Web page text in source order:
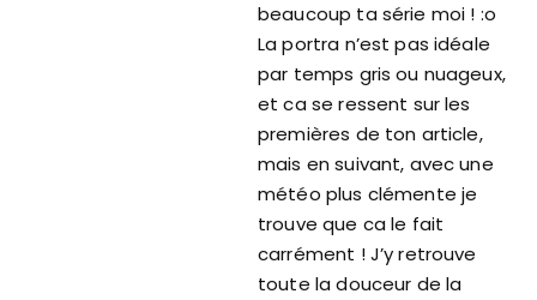
beaucoup ta série moi ! :o
La portra n’est pas idéale
par temps gris ou nuageux,
et ca se ressent sur les
premières de ton article,
mais en suivant, avec une
météo plus clémente je
trouve que ca le fait
carrément ! J’y retrouve
toute la douceur de la